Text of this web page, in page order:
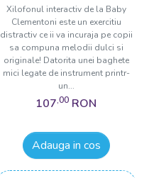
Xilofonul interactiv de la Baby
Clementoni este un exercitiu
distractiv ce ii va incuraja pe copii
sa compuna melodii dulci si
originale! Datorita unei baghete
mici legate de instrument printr-
un...
107,00 RON
Adauga in cos